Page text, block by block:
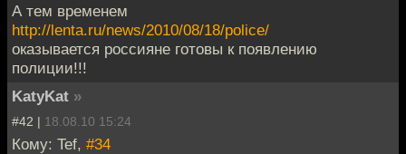
А тем временем
http://lenta.ru/news/2010/08/18/police/
оказывается россияне готовы к появлению
полиции!!!
KatyKat »
#42 | 18.08.10 15:24
Кому: Tef, #34